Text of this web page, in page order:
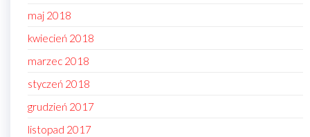
maj 2018
kwiecień 2018
marzec 2018
styczeń 2018
grudzień 2017
listopad 2017